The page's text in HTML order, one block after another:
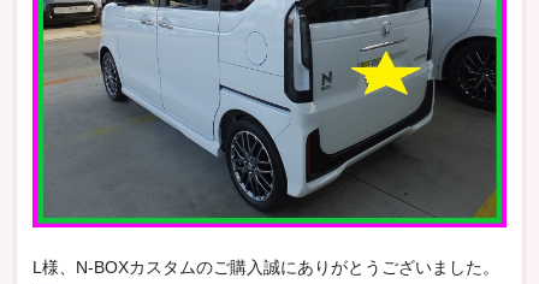
L様、N-BOXカスタムのご購入誠にありがとうございました。